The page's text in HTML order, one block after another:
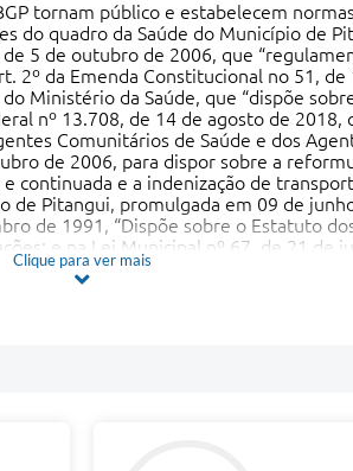
tornam público e estabelecem
do quadro da Saúde do Município de
5 de outubro de 2006, que
2º da Emenda Constitucional no 51,
Ministério da Saúde, que “dispõe
nº 13.708, de 14 de agosto de
Comunitários de Saúde e dos
de 2006, para dispor sobre a
continuada e a indenização de
de Pitangui, promulgada em 09 de
de 1991, “Dispõe sobre o Estatuto
e na Lei Municipal nº 67, de 21 de
de Combate às Endemias
de Pitangui, promulgada em 09 de
Clique para ver mais